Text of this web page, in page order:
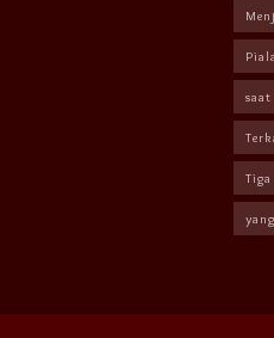
Piala
saat
Tiga
yang